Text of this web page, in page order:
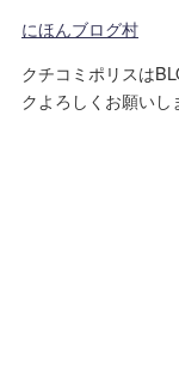
にほんブログ村
クチコミポリスは
クよろしくお願いし